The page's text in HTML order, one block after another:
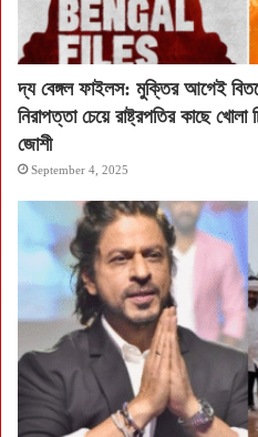
দ্য বেঙ্গল ফাইলস: মুক্তির আগেই
নিরাপত্তা চেয়ে রাষ্ট্রপতির কাছে
জোশী
September 4, 2025